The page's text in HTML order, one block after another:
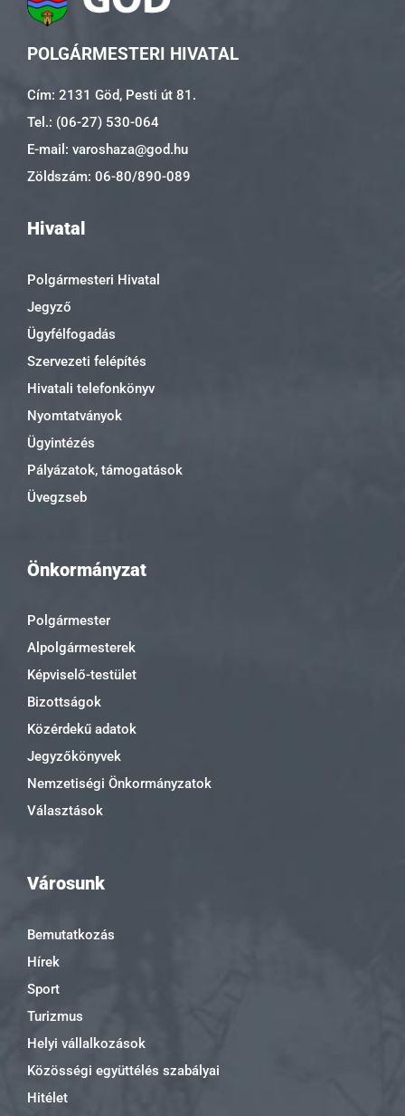
POLGÁRMESTERI HIVATAL
Cím: 2131 Göd, Pesti út 81.
Tel.: (06-27) 530-064
E-mail: varoshaza@god.hu
Zöldszám: 06-80/890-089
Hivatal
Polgármesteri Hivatal
Jegyző
Ügyfélfogadás
Szervezeti felépítés
Hivatali telefonkönyv
Nyomtatványok
Ügyintézés
Pályázatok, támogatások
Üvegzseb
Önkormányzat
Polgármester
Alpolgármesterek
Képviselő-testület
Bizottságok
Közérdekű adatok
Jegyzőkönyvek
Nemzetiségi Önkormányzatok
Választások
Városunk
Bemutatkozás
Hírek
Sport
Turizmus
Helyi vállalkozások
Közösségi együttélés szabályai
Hitélet